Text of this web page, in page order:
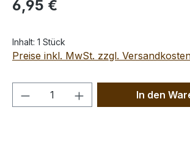
6,95 €
Inhalt: 1 Stück
Preise inkl. MwSt. zzgl.
Produkt Anzahl: Gib den
In den